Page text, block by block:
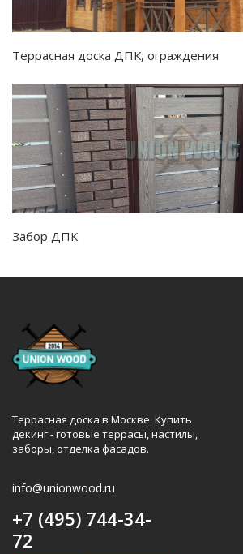
Террасная доска ДПК, ограждения
Забор ДПК
Террасная доска в Москве. Купить
декинг - готовые террасы, настилы,
заборы, отделка фасадов.
info@unionwood.ru
+7 (495) 744-34-
72